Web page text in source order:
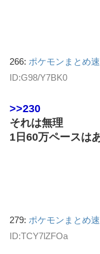
266: ポケモンまとめ
ID:G98/Y7BK0
>>230
それは無理
1日60万ペースは
279: ポケモンまとめ
ID:TCY7lZFOa